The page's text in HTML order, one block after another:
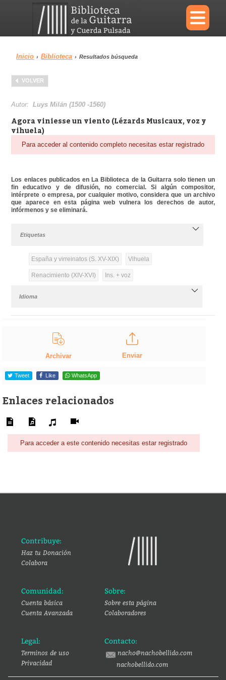
×
Menu
Biblioteca
Área personal Reproductor
Inicio › Biblioteca › Resultados búsqueda
VOLVER
Autor:Luys Milán (1500 -1560)
Agora viniesse un viento (Lézards Musicaux, voz y
vihuela)
Para acceder al contenido completo necesitas estar registrado
Los enlaces publicados en La Biblioteca de la Guitarra solo tienen un
fin educativo y de difusión, no comercial. Si algún compositor,
intérprete o empresa, por cualquier motivo, considera que un archivo
que aparece en esta página web vulnera los derechos de autor,
infórmenos y se eliminará.
Etiquetas
España y virreinatos (S. XV-XIX) Vihuela
Renacimiento (XIV-XVI) Ins. + voz
Idioma
Archivar Enviar
Tweet Like WhatsApp
Enlaces relacionados
Para acceder a este contenido necesitas estar registrado
Contribuye:
Haz tu Donación
Colabora
Comunidad:
Cuenta básica
Cuenta Avanzada
Sobre:
Sobre esta página
Colaboradores
Legal:
Terminos de uso
Privacidad
Contacto:
nacho@nachobellido.com
nachobellido.com